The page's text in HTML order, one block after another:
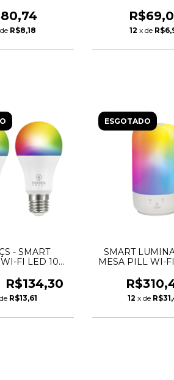
R$8,18 12 x de
- SMART
FI LED 10W
R$134,30
R$13,61
ESGOTADO
SMART
MESA PILL WI-FI
12 x de